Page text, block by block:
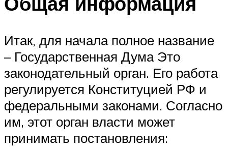
Итак, для начала полное название
– Государственная Дума Это
законодательный орган. Его работа
регулируется Конституцией РФ и
федеральными законами. Согласно
им, этот орган власти может
принимать постановления: